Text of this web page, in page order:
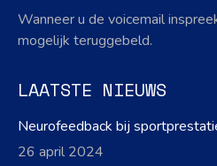
Wanneer u de voicemail
mogelijk teruggebeld.
LAATSTE NIEUWS
Neurofeedback bij
26 april 2024